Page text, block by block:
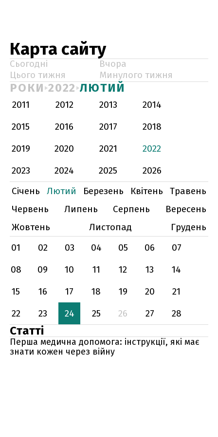
Карта сайту
Сьогодні
Вчора
Цього тижня
Минулого тижня
РОКИ 2022 ЛЮТИЙ
2011 2012 2013
2014
2015
2016 2017
2018
2019
2020 2021
2022
2023
2024 2025
2026
Січень
Лютий Березень Квітень
Травень
Червень
Липень Серпень
Вересень
Жовтень
Листопад
Грудень
01
02 03 04 05 06
07
08
09 10 11 12 13
14
15
16 17 18 19 20
21
22
23 24 25 26 27 28
Статті
Перша медична допомога: інструкції, які має
знати кожен через війну